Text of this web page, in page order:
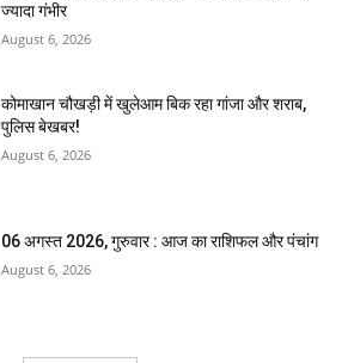
ज्यादा गंभीर
August 6, 2026
कोमाखान चौखड़ी में खुलेआम बिक रहा गांजा और शराब,
पुलिस बेखबर!
August 6, 2026
06 अगस्त 2026, गुरुवार : आज का राशिफल और पंचांग
August 6, 2026